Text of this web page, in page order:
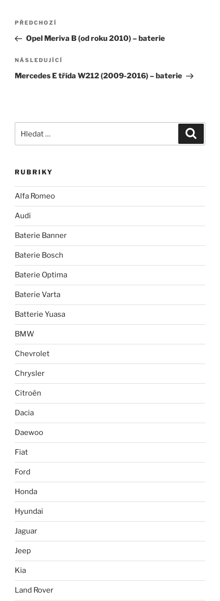
Navigace
příspěvek
Předchozí
příspěvek
PŘEDCHOZÍ
Opel Meriva B (od roku 2010) – baterie
Následující
příspěvek
NÁSLEDUJÍCÍ
Mercedes E třída W212 (2009-2016) – baterie
RUBRIKY
Alfa Romeo
Audi
Baterie Banner
Baterie Bosch
Baterie Optima
Baterie Varta
Batterie Yuasa
BMW
Chevrolet
Chrysler
Citroën
Dacia
Daewoo
Fiat
Ford
Honda
Hyundai
Jaguar
Jeep
Kia
Land Rover